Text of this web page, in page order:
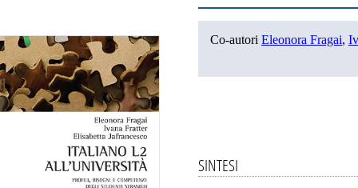
Co-autori Eleonora Fragai,
SINTESI